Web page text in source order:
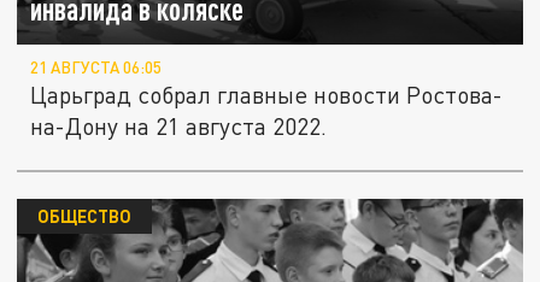
инвалида в коляске
21 АВГУСТА 06:05
Царьград собрал главные новости Ростова-
на-Дону на 21 августа 2022.
ОБЩЕСТВО